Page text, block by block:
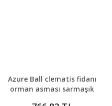
DETAYLAR GELİNCE HABER VER
Azure Ball clematis fidanı
orman asması sarmaşık